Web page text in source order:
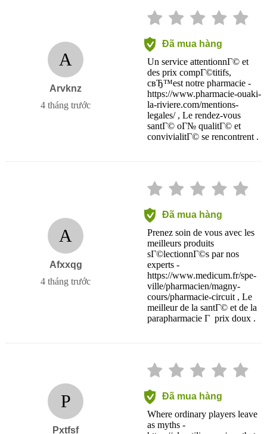
A
Arvknz
4 tháng trước
Đã mua hàng
Un service attentionnГ© et
des prix compГ©titifs,
cвЂ™est notre pharmacie -
https://www.pharmacie-ouaki-
la-riviere.com/mentions-
legales/ , Le rendez-vous
santГ© oГ№ qualitГ© et
convivialitГ© se rencontrent .
A
Afxxqg
4 tháng trước
Đã mua hàng
Prenez soin de vous avec les
meilleurs produits
sГ©lectionnГ©s par nos
experts -
https://www.medicum.fr/spe-
ville/pharmacien/magny-
cours/pharmacie-circuit , Le
meilleur de la santГ© et de la
parapharmacie Г prix doux .
P
Pxtfsf
Đã mua hàng
Where ordinary players leave
as myths -